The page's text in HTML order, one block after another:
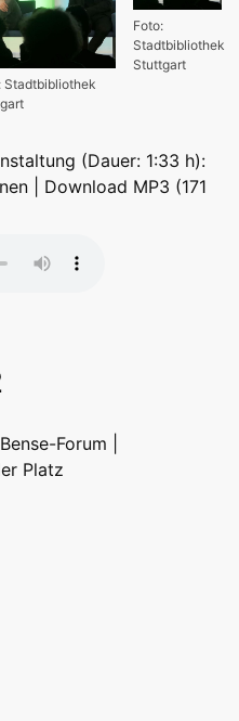
Foto:
Stadtbibliothek
Stuttgart
Stadtbibliothek
(Dauer: 1:33 h):
Download MP3 (171
Forum |
Platz